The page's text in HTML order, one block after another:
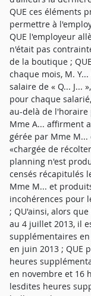
QUE ces éléments
permettre à
QUE l'employeur
n'était pas
de la boutique ;
chaque mois, M.
salaire de « Q... J...
pour chaque
au-delà de l'horaire
Mme A... affirment
gérée par Mme
«chargée de
planning n'est
censés récapitulés
Mme M... et
incohérences pour
; QU'ainsi, alors
au 4 juillet 2013, il
supplémentaires
en juin 2013 ; QUE
heures
en novembre et 16
lesdites heures